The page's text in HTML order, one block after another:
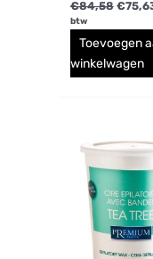
€84,58 €
btw
Toevoegen
winkelwagen